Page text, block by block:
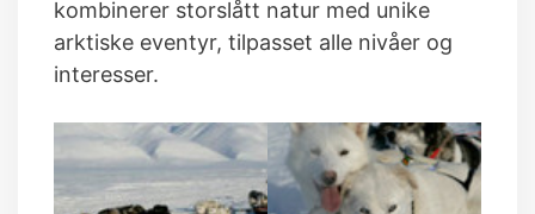
kombinerer storslått natur med unike
arktiske eventyr, tilpasset alle nivåer og
interesser.